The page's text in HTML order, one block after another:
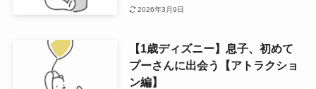
2026年3月9日
【1歳ディズニー】息子、初めて
プーさんに出会う【アトラクショ
ン編】